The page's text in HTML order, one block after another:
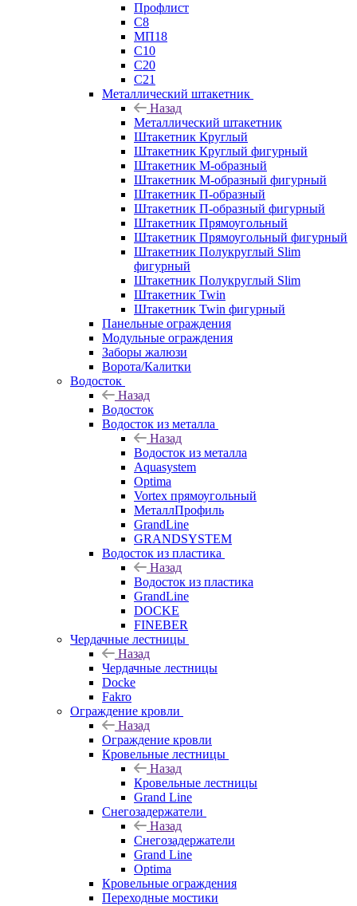
Профлист
С8
МП18
С10
С20
С21
Металлический штакетник
Назад
Металлический штакетник
Штакетник Круглый
Штакетник Круглый фигурный
Штакетник М-образный
Штакетник М-образный фигурный
Штакетник П-образный
Штакетник П-образный фигурный
Штакетник Прямоугольный
Штакетник Прямоугольный фигурный
Штакетник Полукруглый Slim
фигурный
Штакетник Полукруглый Slim
Штакетник Twin
Штакетник Twin фигурный
Панельные ограждения
Модульные ограждения
Заборы жалюзи
Ворота/Калитки
Водосток
Назад
Водосток
Водосток из металла
Назад
Водосток из металла
Aquasystem
Optima
Vortex прямоугольный
МеталлПрофиль
GrandLine
GRANDSYSTEM
Водосток из пластика
Назад
Водосток из пластика
GrandLine
DOCKE
FINEBER
Чердачные лестницы
Назад
Чердачные лестницы
Docke
Fakro
Ограждение кровли
Назад
Ограждение кровли
Кровельные лестницы
Назад
Кровельные лестницы
Grand Line
Снегозадержатели
Назад
Снегозадержатели
Grand Line
Optima
Кровельные ограждения
Переходные мостики